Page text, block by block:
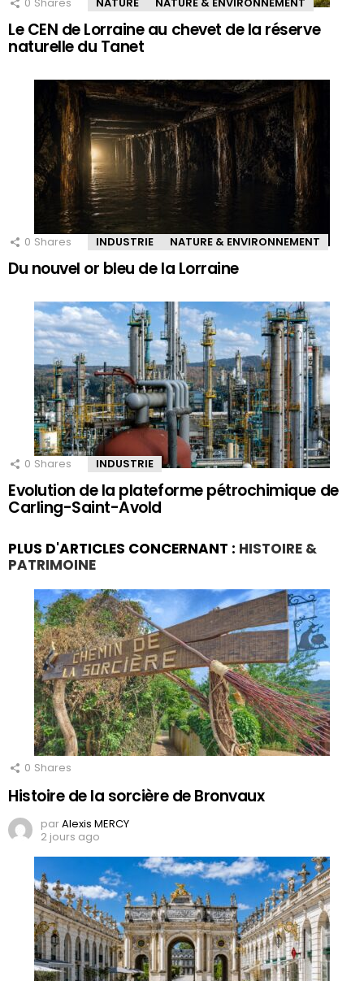
Le CEN de Lorraine au chevet de la réserve
naturelle du Tanet
0 Shares INDUSTRIE NATURE & ENVIRONNEMENT
Du nouvel or bleu de la Lorraine
0 Shares INDUSTRIE
Evolution de la plateforme pétrochimique de
Carling-Saint-Avold
PLUS D'ARTICLES CONCERNANT : HISTOIRE &
PATRIMOINE
0 Shares
Histoire de la sorcière de Bronvaux
parAlexis MERCY
2 jours ago